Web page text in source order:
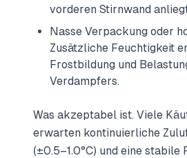
vorderen Stirnwand
Nasse Verpackung oder
Zusätzliche Feuchtigkeit
Frostbildung und
Verdampfers.
Was akzeptabel ist. Viele
erwarten kontinuierliche
(±0.5–1.0°C) und eine stabile